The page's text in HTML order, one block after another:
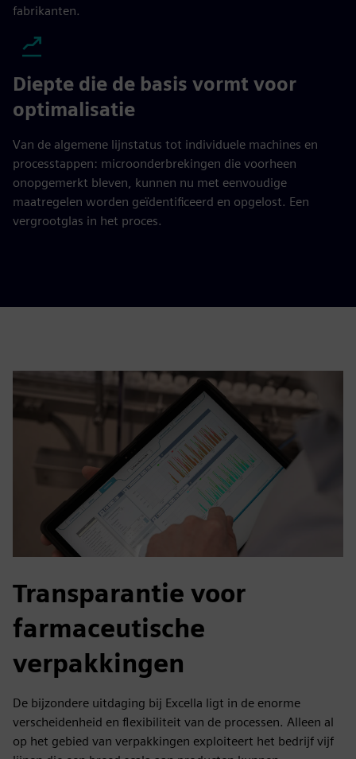
fabrikanten.
Diepte die de basis vormt voor
optimalisatie
Van de algemene lijnstatus tot individuele machines en
processtappen: microonderbrekingen die voorheen
onopgemerkt bleven, kunnen nu met eenvoudige
maatregelen worden geïdentificeerd en opgelost. Een
vergrootglas in het proces.
Transparantie voor
farmaceutische
verpakkingen
De bijzondere uitdaging bij Excella ligt in de enorme
verscheidenheid en flexibiliteit van de processen. Alleen al
op het gebied van verpakkingen exploiteert het bedrijf vijf